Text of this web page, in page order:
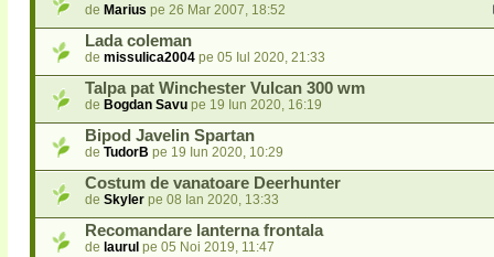
de Marius pe 26 Mar 2007, 18:52
Lada coleman
de missulica2004 pe 05 Iul 2020, 21:33
Talpa pat Winchester Vulcan 300 wm
de Bogdan Savu pe 19 Iun 2020, 16:19
Bipod Javelin Spartan
de TudorB pe 19 Iun 2020, 10:29
Costum de vanatoare Deerhunter
de Skyler pe 08 Ian 2020, 13:33
Recomandare lanterna frontala
de laurul pe 05 Noi 2019, 11:47